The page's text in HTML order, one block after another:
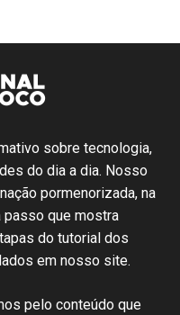
sobre tecnologia,
do dia a dia. Nosso
pormenorizada, na
passo que mostra
do tutorial dos
em nosso site.
pelo conteúdoque